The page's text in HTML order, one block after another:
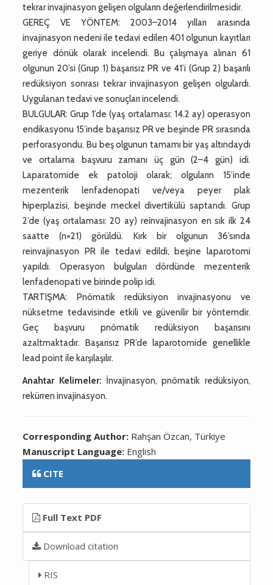
tekrar invajinasyon gelişen olguların değerlendirilmesidir.
GEREÇ VE YÖNTEM: 2003–2014 yılları arasında
invajinasyon nedeni ile tedavi edilen 401 olgunun kayıtları
geriye dönük olarak incelendi. Bu çalışmaya alınan 61
olgunun 20’si (Grup 1) başarısız PR ve 41’i (Grup 2) başarılı
redüksiyon sonrası tekrar invajinasyon gelişen olgulardı.
Uygulanan tedavi ve sonuçları incelendi.
BULGULAR: Grup 1’de (yaş ortalaması: 14.2 ay) operasyon
endikasyonu 15’inde başarısız PR ve beşinde PR sırasında
perforasyondu. Bu beş olgunun tamamı bir yaş altındaydı
ve ortalama başvuru zamanı üç gün (2–4 gün) idi.
Laparatomide ek patoloji olarak; olguların 15’inde
mezenterik lenfadenopati ve/veya peyer plak
hiperplazisi, beşinde meckel divertikülü saptandı. Grup
2’de (yaş ortalaması: 20 ay) reinvajinasyon en sık ilk 24
saatte (n=21) görüldü. Kırk bir olgunun 36’sında
reinvajinasyon PR ile tedavi edildi, beşine laparotomi
yapıldı. Operasyon bulguları dördünde mezenterik
lenfadenopati ve birinde polip idi.
TARTIŞMA: Pnömatik redüksiyon invajinasyonu ve
nüksetme tedavisinde etkili ve güvenilir bir yöntemdir.
Geç başvuru pnömatik redüksiyon başarısını
azaltmaktadır. Başarısız PR’de laparotomide genellikle
lead point ile karşılaşılır.
Anahtar Kelimeler: İnvajinasyon, pnömatik redüksiyon,
rekürren invajinasyon.
Corresponding Author: Rahşan Özcan, Türkiye
Manuscript Language: English
CITE
Full Text PDF
Download citation
RIS